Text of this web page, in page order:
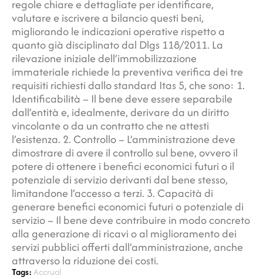
regole chiare e dettagliate per identificare,
valutare e iscrivere a bilancio questi beni,
migliorando le indicazioni operative rispetto a
quanto già disciplinato dal Dlgs 118/2011. La
rilevazione iniziale dell’immobilizzazione
immateriale richiede la preventiva verifica dei tre
requisiti richiesti dallo standard Itas 5, che sono: 1.
Identificabilità – Il bene deve essere separabile
dall’entità e, idealmente, derivare da un diritto
vincolante o da un contratto che ne attesti
l’esistenza. 2. Controllo – L’amministrazione deve
dimostrare di avere il controllo sul bene, ovvero il
potere di ottenere i benefici economici futuri o il
potenziale di servizio derivanti dal bene stesso,
limitandone l’accesso a terzi. 3. Capacità di
generare benefici economici futuri o potenziale di
servizio – Il bene deve contribuire in modo concreto
alla generazione di ricavi o al miglioramento dei
servizi pubblici offerti dall’amministrazione, anche
attraverso la riduzione dei costi.
Tags:Accrual